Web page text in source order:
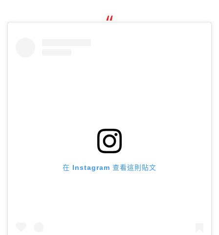
在 Instagram 查看這則貼文